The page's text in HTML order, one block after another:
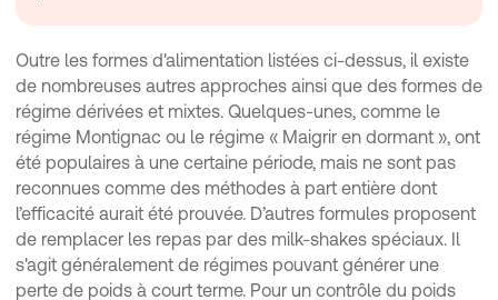
Outre les formes d'alimentation listées ci-dessus, il existe
de nombreuses autres approches ainsi que des formes de
régime dérivées et mixtes. Quelques-unes, comme le
régime Montignac ou le régime « Maigrir en dormant », ont
été populaires à une certaine période, mais ne sont pas
reconnues comme des méthodes à part entière dont
l’efficacité aurait été prouvée. D’autres formules proposent
de remplacer les repas par des milk-shakes spéciaux. Il
s'agit généralement de régimes pouvant générer une
perte de poids à court terme. Pour un contrôle du poids